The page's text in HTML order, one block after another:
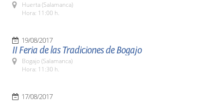
Huerta (Salamanca)
Hora: 11:00 h.
19/08/2017
II Feria de las Tradiciones de Bogajo
Bogajo (Salamanca)
Hora: 11:30 h.
17/08/2017